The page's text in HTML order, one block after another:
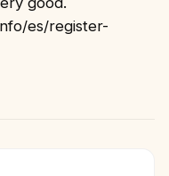
es/register-